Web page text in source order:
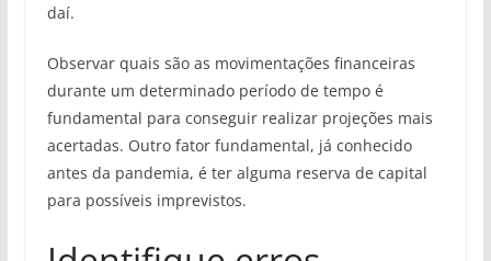
daí.
Observar quais são as movimentações financeiras
durante um determinado período de tempo é
fundamental para conseguir realizar projeções mais
acertadas. Outro fator fundamental, já conhecido
antes da pandemia, é ter alguma reserva de capital
para possíveis imprevistos.